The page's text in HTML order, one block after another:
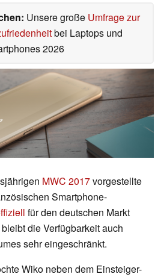
Unsere große Umfrage zur
bei Laptops und
2026
MWC 2017vorgestellte
Smartphone-
für den deutschen Markt
die Verfügbarkeit auch
sehr eingeschränkt.
Wiko neben dem Einsteiger-